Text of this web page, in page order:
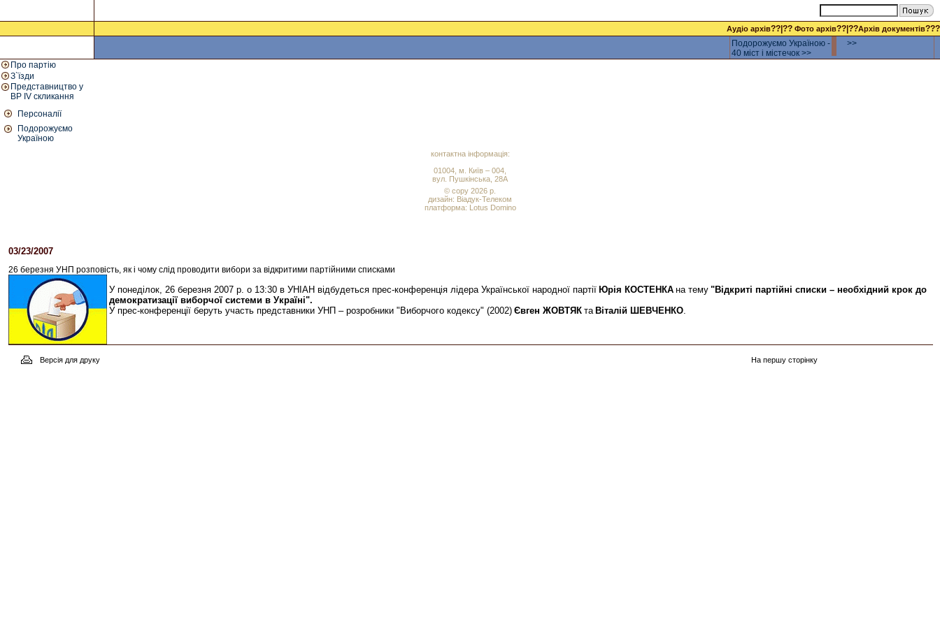
Аудіо архів??|?? Фото архів??|??Архів документів???
Подорожуємо Україною -
40 міст і містечок >>
>>
Про партію
З`їзди
Представництво у
ВР IV скликання
Персоналії
Подорожуємо
Україною
контактна інформація:
01004, м. Київ – 004,
вул. Пушкінська, 28А
© copy 2026 р.
дизайн: Віадук-Телеком
платформа: Lotus Domino
03/23/2007
26 березня УНП розповість, як і чому слід проводити вибори за відкритими партійними списками
У понеділок, 26 березня 2007 р. о 13:30 в УНІАН відбудеться прес-конференція лідера Української народної партії Юрія КОСТЕНКА на тему "Відкриті партійні списки – необхідний крок до
демократизації виборчої системи в Україні".
У прес-конференції беруть участь представники УНП – розробники "Виборчого кодексу" (2002) Євген ЖОВТЯК та Віталій ШЕВЧЕНКО.
Версія для друку На першу сторінку